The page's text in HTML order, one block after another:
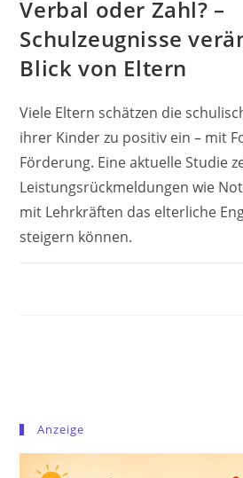
Verbal oder Zahl? –
Schulzeugnisse
Blick von Eltern
Viele Eltern schätzen die
ihrer Kinder zu positiv ein – mit
Förderung. Eine aktuelle Studie
Leistungsrückmeldungen wie
mit Lehrkräften das elterliche
steigern können.
Anzeige